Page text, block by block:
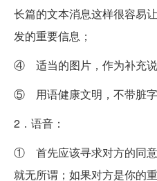
长篇的文本消息这样很容易
发的重要信息；
④ 适当的图片，作为补充说
⑤ 用语健康文明，不带脏字
2．语音：
① 首先应该寻求对方的同意
就无所谓；如果对方是你的